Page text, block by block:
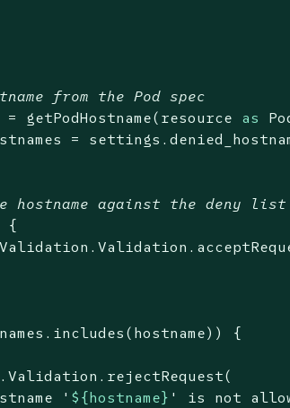
from the Pod spec
= getPodHostname(resource as
=
hostname against the deny list
{
{
' ${hostname} ' is not